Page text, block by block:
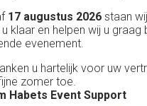
Feestverhuur
Licht- en Geluidverhuur
Horeca verhuur
Partyverhuur
17 augustus 2026 staan
klaar en helpen wij u graag
evenement.
u hartelijk voor uw
zomer toe.
Habets Event Support